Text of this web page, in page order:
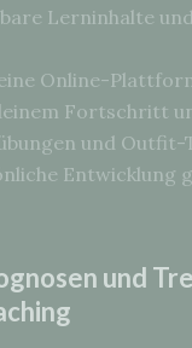
Lerninhalte
Online-
Fortschritt
und Outfit-
Entwicklung
und